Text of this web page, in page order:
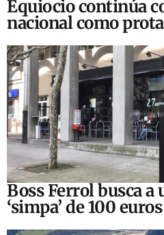
Equiocio continúa
nacional como
Boss Ferrol busca a
‘simpa’ de 100 euros